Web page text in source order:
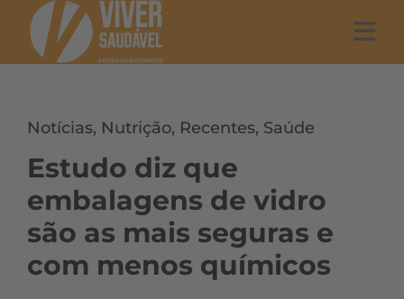
Notícias, Nutrição, Recentes, Saúde
Estudo diz que
embalagens de vidro
são as mais seguras e
com menos químicos